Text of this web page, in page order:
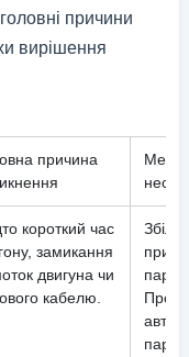
причини
вирішення
причина
короткий час
замикання
двигуна чи
кабелю.